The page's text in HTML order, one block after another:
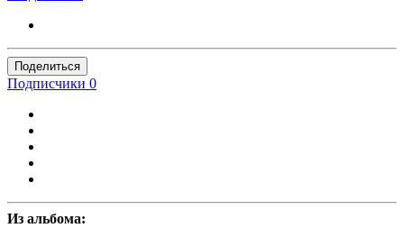
Поделиться
Подписчики 0
Из альбома: